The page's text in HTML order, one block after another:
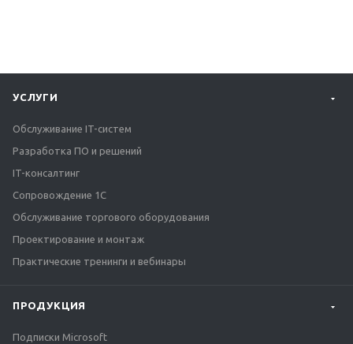
УСЛУГИ
Обслуживание IT-систем
Разработка ПО и решений
IT-консалтинг
Сопровождение 1С
Обслуживание торгового оборудования
Проектирование и монтаж
Практические тренинги и вебинары
ПРОДУКЦИЯ
Подписки Microsoft